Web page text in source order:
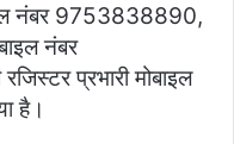
नंबर 9753838890,
नंबर
प्रभारी मोबाइल
है।